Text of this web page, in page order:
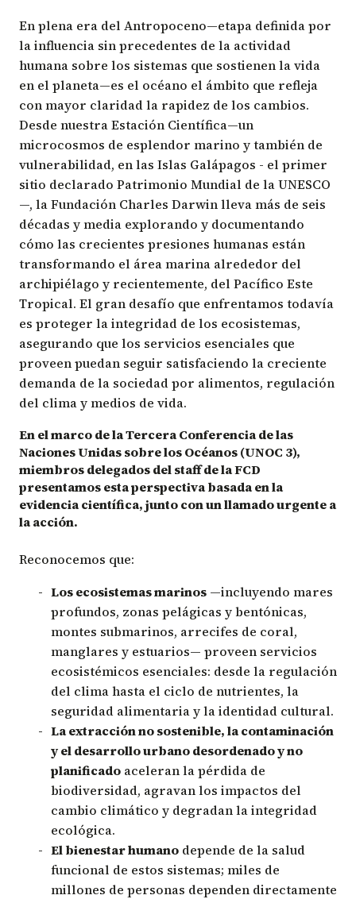
En plena era del Antropoceno—etapa definida por
la influencia sin precedentes de la actividad
humana sobre los sistemas que sostienen la vida
en el planeta—es el océano el ámbito que refleja
con mayor claridad la rapidez de los cambios.
Desde nuestra Estación Científica—un
microcosmos de esplendor marino y también de
vulnerabilidad, en las Islas Galápagos - el primer
sitio declarado Patrimonio Mundial de la UNESCO
—, la Fundación Charles Darwin lleva más de seis
décadas y media explorando y documentando
cómo las crecientes presiones humanas están
transformando el área marina alrededor del
archipiélago y recientemente, del Pacífico Este
Tropical. El gran desafío que enfrentamos todavía
es proteger la integridad de los ecosistemas,
asegurando que los servicios esenciales que
proveen puedan seguir satisfaciendo la creciente
demanda de la sociedad por alimentos, regulación
del clima y medios de vida.
En el marco de la Tercera Conferencia de las
Naciones Unidas sobre los Océanos (UNOC 3),
miembros delegados del staff de la FCD
presentamos esta perspectiva basada en la
evidencia científica, junto con un llamado urgente a
la acción.
Reconocemos que:
Los ecosistemas marinos —incluyendo mares
profundos, zonas pelágicas y bentónicas,
montes submarinos, arrecifes de coral,
manglares y estuarios— proveen servicios
ecosistémicos esenciales: desde la regulación
del clima hasta el ciclo de nutrientes, la
seguridad alimentaria y la identidad cultural.
La extracción no sostenible, la contaminación
y el desarrollo urbano desordenado y no
planificado aceleran la pérdida de
biodiversidad, agravan los impactos del
cambio climático y degradan la integridad
ecológica.
El bienestar humano depende de la salud
funcional de estos sistemas; miles de
millones de personas dependen directamente